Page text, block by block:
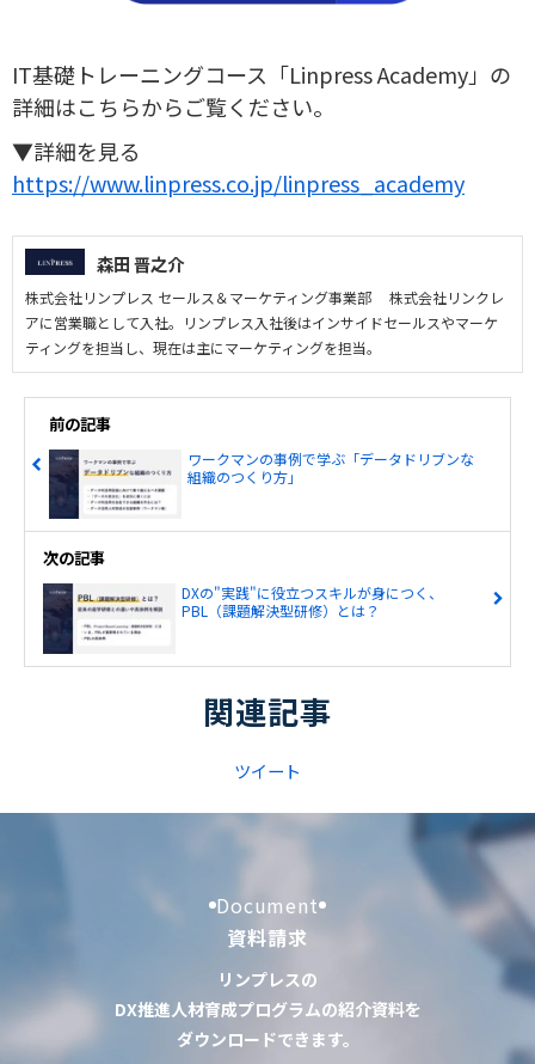
IT基礎トレーニングコース「Linpress Academy」の
詳細はこちらからご覧ください。
▼詳細を見る
https://www.linpress.co.jp/linpress_academy
森田 晋之介
株式会社リンプレス セールス＆マーケティング事業部 株式会社リンクレ
アに営業職として入社。リンプレス入社後はインサイドセールスやマーケ
ティングを担当し、現在は主にマーケティングを担当。
前の記事
ワークマンの事例で学ぶ「データドリブンな
組織のつくり方」
次の記事
DXの"実践"に役立つスキルが身につく、
PBL（課題解決型研修）とは？
関連記事
ツイート
Document
資料請求
リンプレスの
DX推進人材育成プログラムの紹介資料を
ダウンロードできます。